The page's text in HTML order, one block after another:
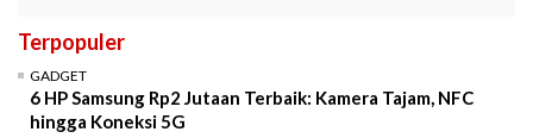
Terpopuler
GADGET
6 HP Samsung Rp2 Jutaan Terbaik: Kamera Tajam, NFC
hingga Koneksi 5G